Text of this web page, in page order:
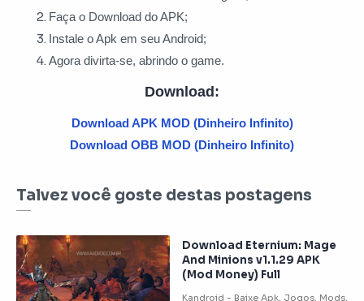
Faça o Download do APK;
Instale o Apk em seu Android;
Agora divirta-se, abrindo o game.
Download:
Download APK MOD (Dinheiro Infinito)
Download OBB MOD (Dinheiro Infinito)
Talvez você goste destas postagens
Download Eternium: Mage
And Minions v1.1.29 APK
(Mod Money) Full